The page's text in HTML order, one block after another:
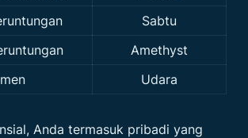
Sabtu
Amethyst
Udara
Anda termasuk pribadi yang